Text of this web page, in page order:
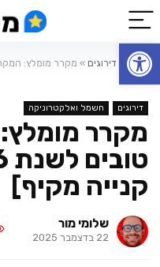
פתח סרגל נגישות
ראשי דירוגים »
מקיף]
דירוגים חשמל ואלקטרוניקה
מקרר
קנייה מקיף]
שלומי מור
22 בדצמבר 2025